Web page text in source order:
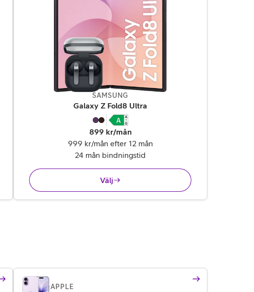
SAMSUNG
Galaxy Z Fold8 Ultra
899 kr/mån
999 kr/mån efter 12 mån
24 mån bindningstid
Välj
APPLE